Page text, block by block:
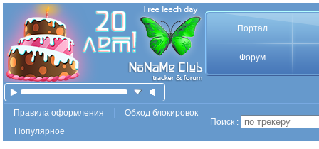
Портал
Форум
Правила оформления
Обход блокировок
Популярное
Поиск :